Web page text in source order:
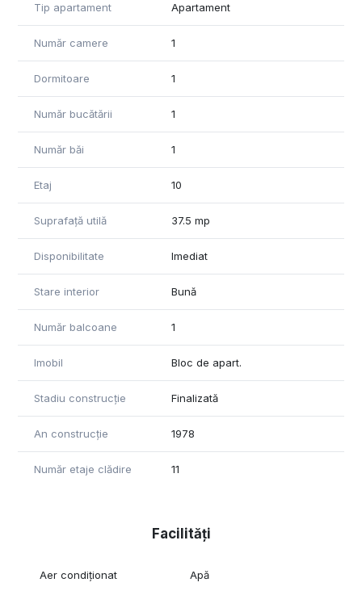
- Zonă excelentă, cu acces rapid la mijloace de transport,
- Spațiu generos pentru un apartament cu o cameră.
Preț: 73.000 €.
O opțiune foarte bună atât pentru locuit, cât și pentru
Pentru mai multe detalii, nu ezitați să contactați expertul
Tip apartament Apartament
Număr camere 1
Dormitoare 1
Număr bucătării 1
Număr băi 1
Etaj 10
Suprafață utilă 37.5 mp
Disponibilitate Imediat
Stare interior Bună
Număr balcoane 1
Imobil Bloc de apart.
Stadiu construcție Finalizată
An construcție 1978
Număr etaje clădire 11
Facilități
Aer condiționat Apă